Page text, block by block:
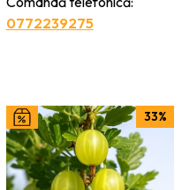
0772239275
33%